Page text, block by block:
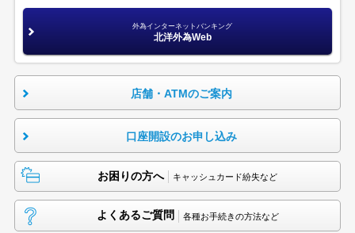
外為インターネットバンキング
北洋外為Web
店舗・ATMのご案内
口座開設のお申し込み
お困りの方へ キャッシュカード紛失など
よくあるご質問 各種お手続きの方法など